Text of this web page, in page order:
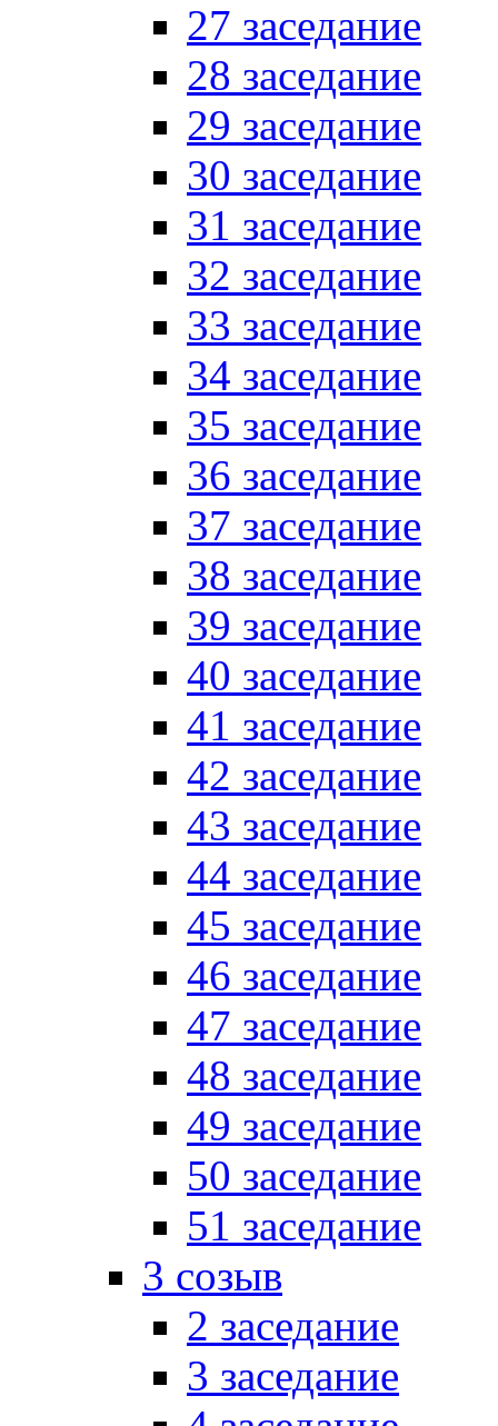
27 заседание
28 заседание
29 заседание
30 заседание
31 заседание
32 заседание
33 заседание
34 заседание
35 заседание
36 заседание
37 заседание
38 заседание
39 заседание
40 заседание
41 заседание
42 заседание
43 заседание
44 заседание
45 заседание
46 заседание
47 заседание
48 заседание
49 заседание
50 заседание
51 заседание
3 созыв
2 заседание
3 заседание